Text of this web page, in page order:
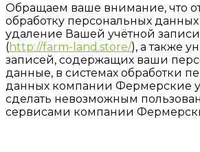
Обращаем ваше внимание, что
обработку персональных данных
удаление Вашей учётной записи
(http://farm-land.store/), а также
записей, содержащих ваши
данные, в системах обработки
данных компании Фермерские
сделать невозможным
сервисами компании